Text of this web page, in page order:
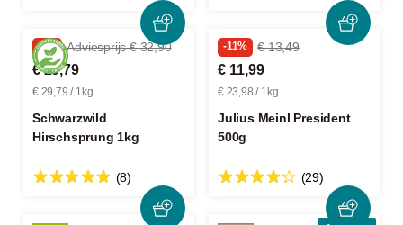
-9% Adviesprijs € 32,90
€ 29,79
€ 29,79 / 1kg
Schwarzwild
Hirschsprung 1kg
(8)
-11% € 13,49
€ 11,99
€ 23,98 / 1kg
Julius Meinl President
500g
(29)